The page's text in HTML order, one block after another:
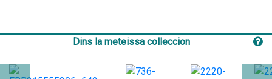
Dins la meteissa colleccion